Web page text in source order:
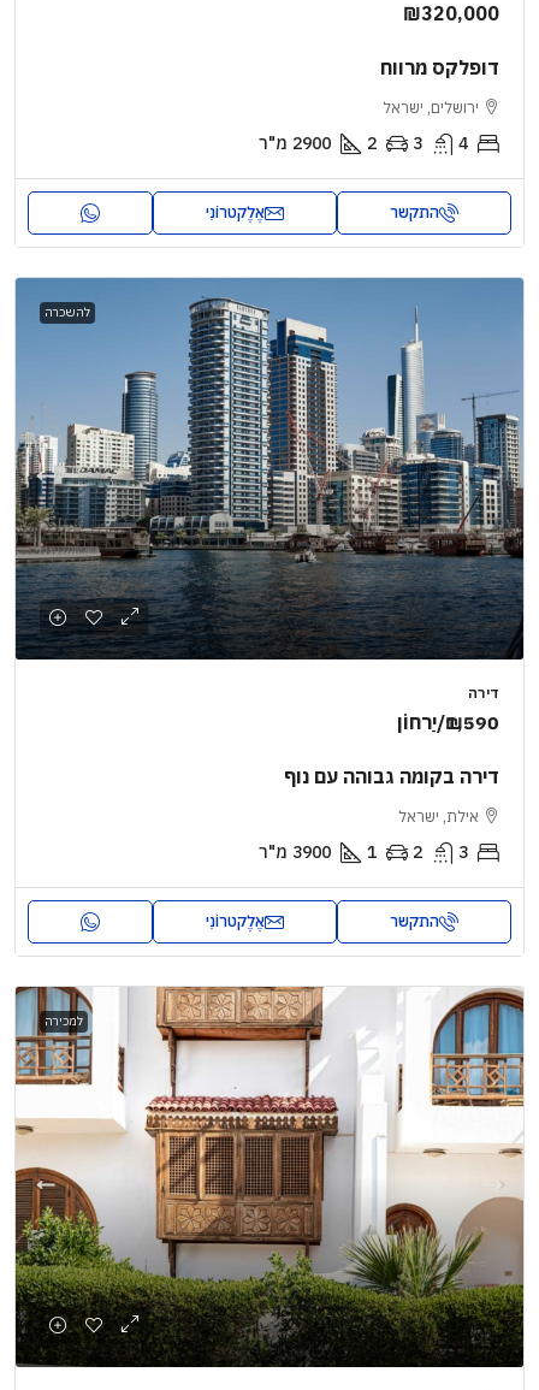
₪320,000
דופלקס מרווח
ירושלים, ישראל
4
3
2
2900 מ"ר
התקשר אֶלֶקטרוֹנִי
להשכרה
דירה
₪1,590/יַרחוֹן
דירה בקומה גבוהה עם נוף
אילת, ישראל
3
2
1
3900 מ"ר
התקשר אֶלֶקטרוֹנִי
למכירה